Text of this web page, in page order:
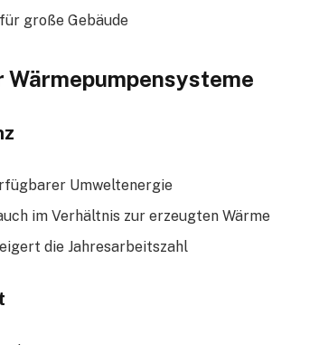
große Gebäude
Umweltenergie
im Verhältnis zur erzeugten Wärme
die Jahresarbeitszahl